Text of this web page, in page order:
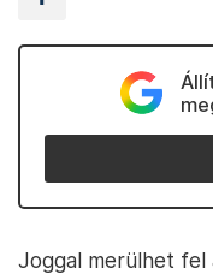
Joggal merülhet fel